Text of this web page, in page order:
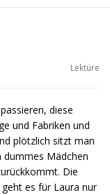
Lektüre
diese
und Fabriken und
plötzlich sitzt man
dummes Mädchen
Die
es für Laura nur